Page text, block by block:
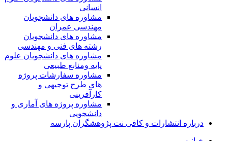
انسانی
مشاوره های دانشجویان
مهندسی عمران
مشاوره های دانشجویان
رشته های فنی و مهندسی
مشاوره های دانشجویان علوم
پایه ومنابع طبیعی
مشاوره سفارشات پروژه
های طرح توجیهی و
کارآفرینی
مشاوره پروژه های آماری و
دانشجویی
درباره انتشارات و کافی نت پژوهشگران پارسه